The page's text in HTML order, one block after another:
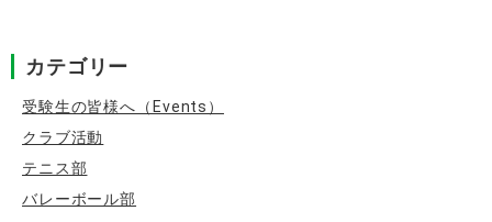
ョ
ン
カテゴリー
受験生の皆様へ（Events）
クラブ活動
テニス部
バレーボール部